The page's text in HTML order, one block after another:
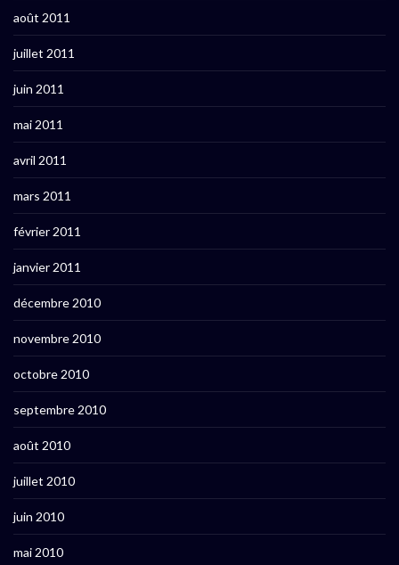
août 2011
juillet 2011
juin 2011
mai 2011
avril 2011
mars 2011
février 2011
janvier 2011
décembre 2010
novembre 2010
octobre 2010
septembre 2010
août 2010
juillet 2010
juin 2010
mai 2010